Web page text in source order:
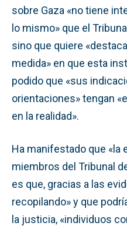
sobre Gaza «no tiene
lo mismo» que el
sino que quiere
medida» en que esta
podido que «sus
orientaciones» tengan
en la realidad».
Ha manifestado que «la
miembros del Tribunal
es que, gracias a las
recopilando» y que
la justicia, «individuos